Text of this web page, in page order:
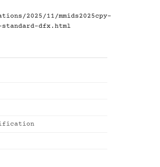
2025/11/mmids2025cpy-
dfx.html